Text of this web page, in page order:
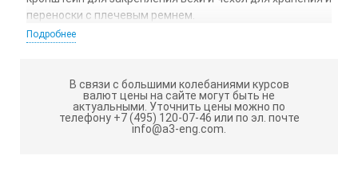
переноски с плечевым ремнем.
Основные технические характеристики
Для установки оборудования используется
посадочное место - фитинг.
Подробнее
В связи с большими колебаниями курсов
валют цены на сайте могут быть не
актуальными. Уточнить цены можно по
телефону +7 (495) 120-07-46 или по эл. почте
info@a3-eng.com.